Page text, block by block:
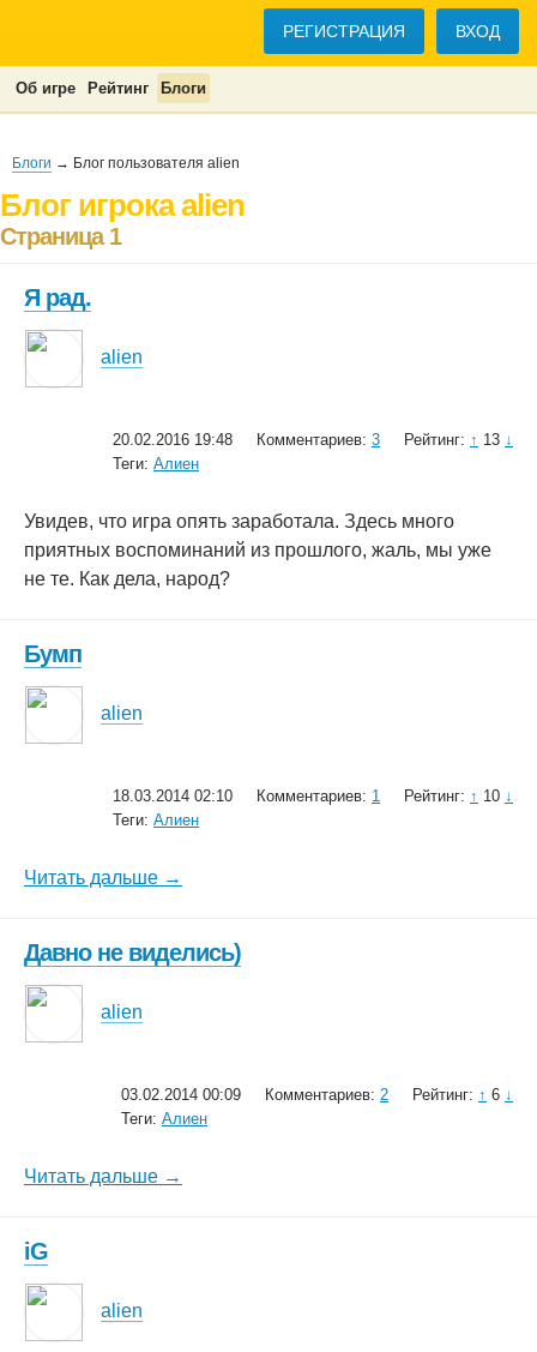
РЕГИСТРАЦИЯ ВХОД
Об игре Рейтинг Блоги
Блоги → Блог пользователя alien
Блог игрока alien
Страница 1
Я рад.
alien
20.02.2016 19:48 Комментариев: 3 Рейтинг: ↑ 13 ↓
Теги: Алиен
Увидев, что игра опять заработала. Здесь много
приятных воспоминаний из прошлого, жаль, мы уже
не те. Как дела, народ?
Бумп
alien
18.03.2014 02:10 Комментариев: 1 Рейтинг: ↑ 10 ↓
Теги: Алиен
Читать дальше →
Давно не виделись)
alien
03.02.2014 00:09 Комментариев: 2 Рейтинг: ↑ 6 ↓
Теги: Алиен
Читать дальше →
iG
alien